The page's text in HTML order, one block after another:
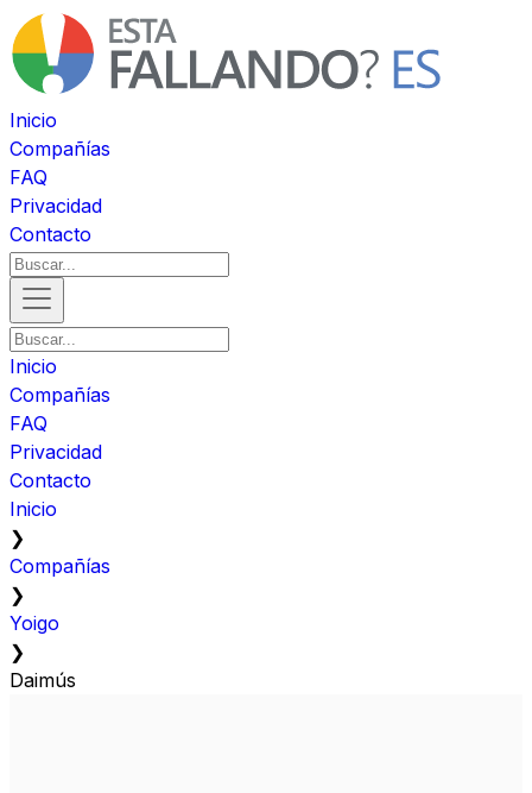
Inicio
Compañías
FAQ
Privacidad
Contacto
Inicio
Compañías
FAQ
Privacidad
Contacto
Inicio
❯
Compañías
❯
Yoigo
❯
Daimús